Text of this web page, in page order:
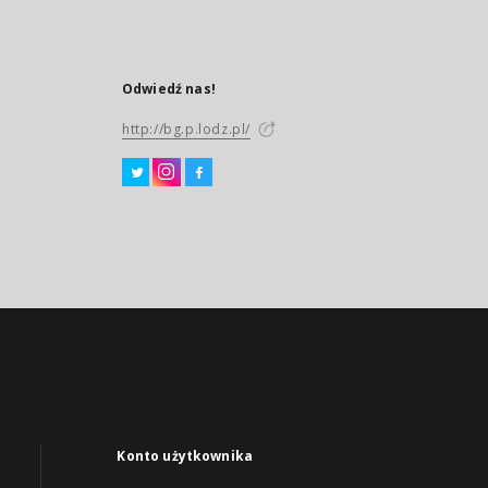
Odwiedź nas!
http://bg.p.lodz.pl/
Konto użytkownika